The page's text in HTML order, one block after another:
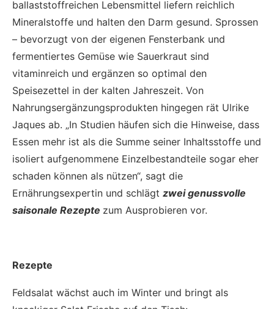
ballaststoffreichen Lebensmittel liefern reichlich
Mineralstoffe und halten den Darm gesund. Sprossen
– bevorzugt von der eigenen Fensterbank und
fermentiertes Gemüse wie Sauerkraut sind
vitaminreich und ergänzen so optimal den
Speisezettel in der kalten Jahreszeit. Von
Nahrungsergänzungsprodukten hingegen rät Ulrike
Jaques ab. „In Studien häufen sich die Hinweise, dass
Essen mehr ist als die Summe seiner Inhaltsstoffe und
isoliert aufgenommene Einzelbestandteile sogar eher
schaden können als nützen“, sagt die
Ernährungsexpertin und schlägt zwei genussvolle
saisonale Rezepte zum Ausprobieren vor.
Rezepte
Feldsalat wächst auch im Winter und bringt als